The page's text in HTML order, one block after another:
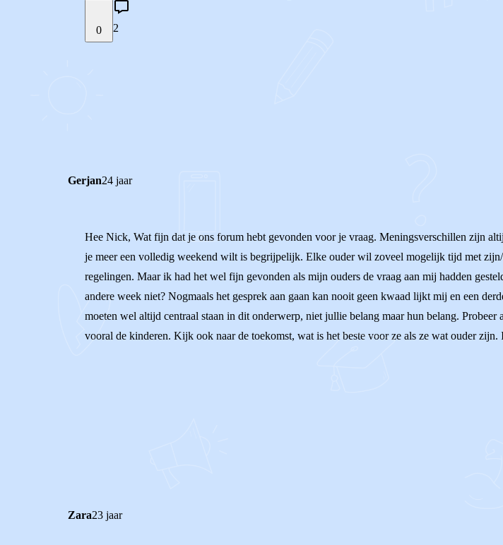
0 2
Gerjan24 jaar
Hee Nick, Wat fijn dat je ons forum hebt gevonden voor je vraag. Meningsverschillen zijn
je meer een volledig weekend wilt is begrijpelijk. Elke ouder wil zoveel mogelijk tijd met
regelingen. Maar ik had het wel fijn gevonden als mijn ouders de vraag aan mij hadden
andere week niet? Nogmaals het gesprek aan gaan kan nooit geen kwaad lijkt mij en een
moeten wel altijd centraal staan in dit onderwerp, niet jullie belang maar hun belang.
vooral de kinderen. Kijk ook naar de toekomst, wat is het beste voor ze als ze wat ouder
Zara23 jaar